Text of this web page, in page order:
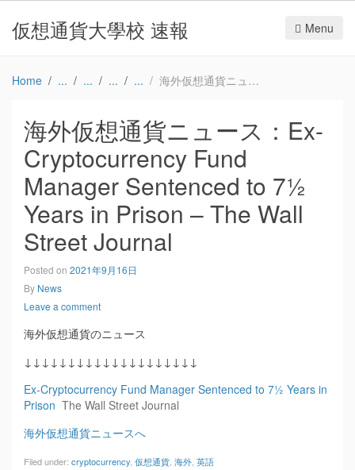
仮想通貨大學校 速報 Menu
Home 海外仮想通貨ニュース：Ex-Cryptocurrency Fund Manager Sentenced to 7½ Years in Prison – The Wall Street Journal
海外仮想通貨ニュース：Ex-
Cryptocurrency Fund
Manager Sentenced to 7½
Years in Prison – The Wall
Street Journal
Posted on 2021年9月16日
By News
Leave a comment
海外仮想通貨のニュース
↓↓↓↓↓↓↓↓↓↓↓↓↓↓↓↓↓↓↓↓
Ex-Cryptocurrency Fund Manager Sentenced to 7½ Years in
Prison The Wall Street Journal
海外仮想通貨ニュースへ
Filed under: cryptocurrency 仮想通貨 海外 英語